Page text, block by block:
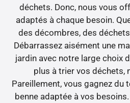
déchets. Donc, nous vous
adaptés à chaque besoin.
des décombres, des
Débarrassez aisément une
jardin avec notre large choix
plus à trier vos déchets,
Pareillement, vous gagnez du
benne adaptée à vos